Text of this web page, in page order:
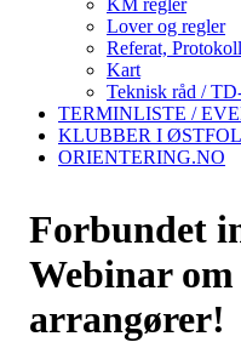
KM regler
Lover og regler
Referat,
Kart
Teknisk råd /
TERMINLISTE /
KLUBBER I
ORIENTERING.NO
Forbundet
Webinar
arrangører!